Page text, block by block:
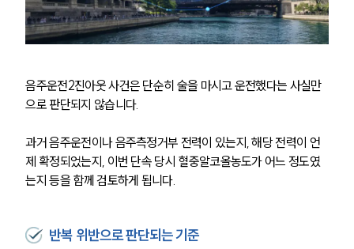
음주운전2진아웃 사건은 단순히 술을 마시고 운전했다는 사실만
으로 판단되지 않습니다.
과거 음주운전이나 음주측정거부 전력이 있는지, 해당 전력이 언
제 확정되었는지, 이번 단속 당시 혈중알코올농도가 어느 정도였
는지 등을 함께 검토하게 됩니다.
반복 위반으로 판단되는 기준